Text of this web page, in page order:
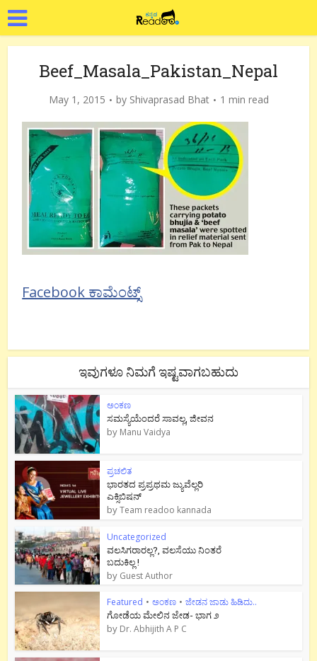
Beef_Masala_Pakistan_Nepal
May 1, 2015 by Shivaprasad Bhat 1 min read
Facebook ಕಾಮೆಂಟ್ಸ್
ಇವುಗಳೂ ನಿಮಗೆ ಇಷ್ಟವಾಗಬಹುದು
ಅಂಕಣ
ಸಮಸ್ಯೆಯೆಂದರೆ ಸಾವಲ್ಲ, ಜೀವನ
by Manu Vaidya
ಪ್ರಚಲಿತ
ಭಾರತದ ಪ್ರಪ್ರಥಮ ಜ್ಯುವೆಲ್ಲರಿ
ಎಕ್ಸಿಬಿಷನ್
byTeam readoo kannada
Uncategorized
ವಲಸಿಗರಾರಲ್ಲ?, ವಲಸೆಯು ನಿಂತರೆ
ಬದುಕಿಲ್ಲ !
by Guest Author
Featured • ಅಂಕಣ • ಜೇಡನ ಜಾಡು ಹಿಡಿದು..
ಗೋಡೆಯ ಮೇಲಿನ ಜೇಡ- ಭಾಗ ೨
by Dr. Abhijith A P C